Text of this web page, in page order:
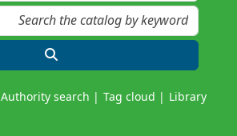
Authority search Tag cloud Library